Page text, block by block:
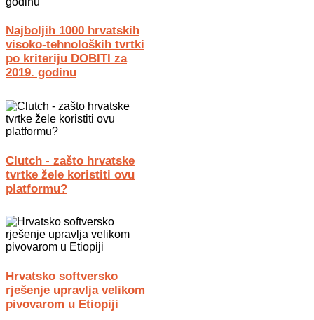
Najboljih 1000 hrvatskih
visoko-tehnoloških tvrtki
po kriteriju DOBITI za
2019. godinu
Clutch - zašto hrvatske
tvrtke žele koristiti ovu
platformu?
Hrvatsko softversko
rješenje upravlja velikom
pivovarom u Etiopiji